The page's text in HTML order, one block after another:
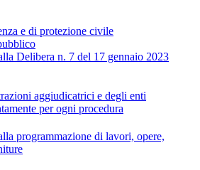
e di protezione civile
Delibera n. 7 del 17 gennaio 2023
aggiudicatrici e degli enti
per ogni procedura
programmazione di lavori, opere,